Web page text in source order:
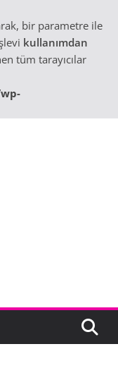
bir parametre ile
kullanımdan
tüm tarayıcılar